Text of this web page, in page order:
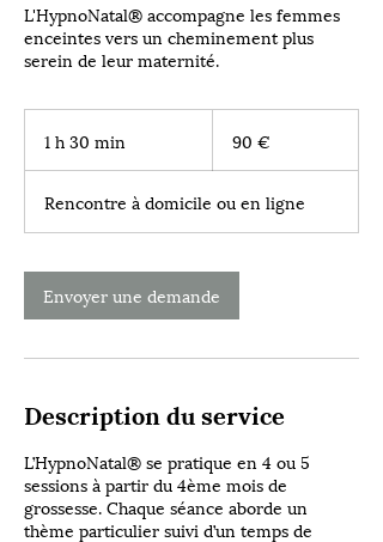
L'HypnoNatal® accompagne les femmes
enceintes vers un cheminement plus
serein de leur maternité.
1 h 30 min
m
i
90 €
Rencontre à domicile ou en ligne
Envoyer une demande
Description du service
L’HypnoNatal® se pratique en 4 ou 5
sessions à partir du 4ème mois de
grossesse. Chaque séance aborde un
thème particulier suivi d’un temps de